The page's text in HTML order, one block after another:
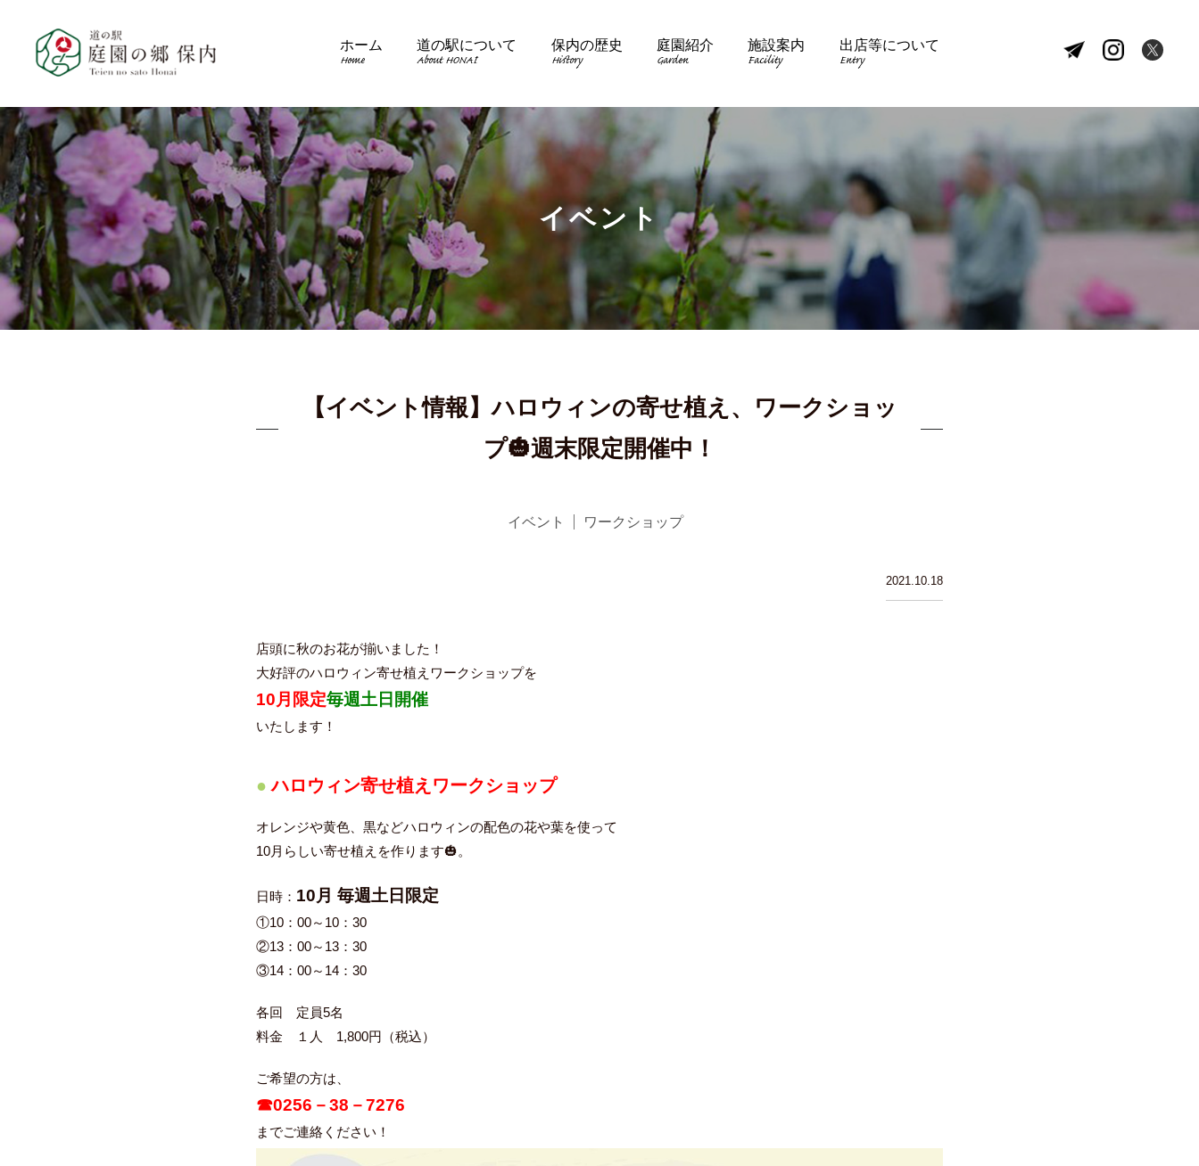
ホーム
Home
道の駅について
About HONAI
保内の歴史
History
庭園紹介
Garden
施設案内
Facility
出店等について
Entry
イベント
【イベント情報】ハロウィンの寄せ植え、ワークショッ
プ🎃週末限定開催中！
イベント ワークショップ
2021.10.18
店頭に秋のお花が揃いました！
大好評のハロウィン寄せ植えワークショップを
10月限定毎週土日開催
いたします！
ハロウィン寄せ植えワークショップ
オレンジや黄色、黒などハロウィンの配色の花や葉を使って
10月らしい寄せ植えを作ります🎃。
日時： 10月 毎週土日限定
①10：00～10：30
②13：00～13：30
③14：00～14：30
各回 定員5名
料金 １人 1,800円（税込）
ご希望の方は、
☎0256－38－7276
までご連絡ください！